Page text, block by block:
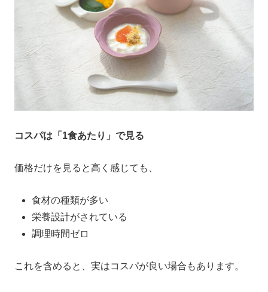
コスパは「1食あたり」で見る
価格だけを見ると高く感じても、
食材の種類が多い
栄養設計がされている
調理時間ゼロ
これを含めると、実はコスパが良い場合もあります。